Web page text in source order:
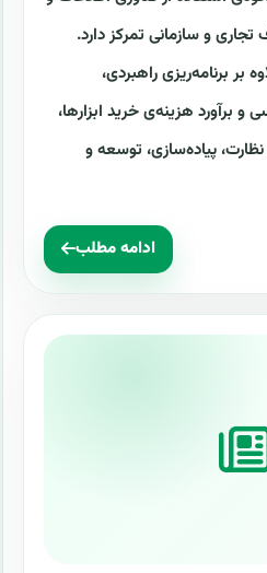
تجاری و سازمانی تمرکز دارد.
بر برنامه‌ریزی راهبردی،
برآورد هزینه‌ی خرید ابزارها،
پیاده‌سازی، توسعه و
ادامه مطلب